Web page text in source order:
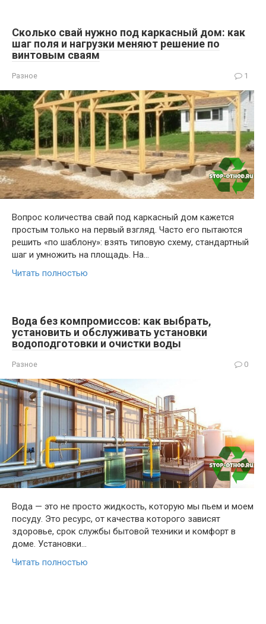
Сколько свай нужно под каркасный дом: как
шаг поля и нагрузки меняют решение по
винтовым сваям
Разное 1
Вопрос количества свай под каркасный дом кажется
простым только на первый взгляд. Часто его пытаются
решить «по шаблону»: взять типовую схему, стандартный
шаг и умножить на площадь. На…
Читать полностью
Вода без компромиссов: как выбрать,
установить и обслуживать установки
водоподготовки и очистки воды
Разное 0
Вода — это не просто жидкость, которую мы пьем и моем
посуду. Это ресурс, от качества которого зависят
здоровье, срок службы бытовой техники и комфорт в
доме. Установки…
Читать полностью